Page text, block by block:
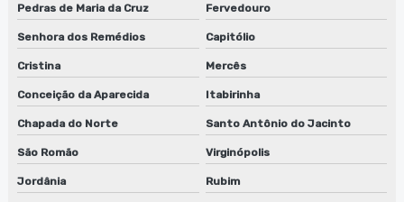
Pedras de Maria da Cruz Fervedouro
Senhora dos Remédios Capitólio
Cristina Mercês
Conceição da Aparecida Itabirinha
Chapada do Norte Santo Antônio do Jacinto
São Romão Virginópolis
Jordânia Rubim